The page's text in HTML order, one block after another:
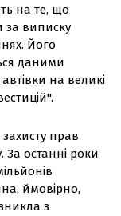
на те, що
за виписку
Його
даними
на великі
прав
останні роки
ймовірно,
з